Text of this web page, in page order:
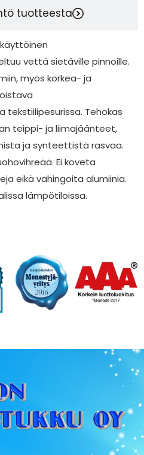
tuotteesta
vettä sietäville pinnoille.
myös korkea- ja
tekstiilipesurissa. Tehokas
teippi- ja liimajäänteet,
ja synteettistä rasvaa.
Ei koveta
eikä vahingoita alumiinia.
lämpötiloissa.